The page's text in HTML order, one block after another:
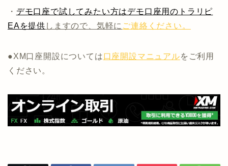
・ デモ口座で試してみたい方はデモ口座用のトラリピ
EAを提供 しますので、気軽に ご連絡ください。
●XM口座開設については口座開設マニュアルをご利用
ください。